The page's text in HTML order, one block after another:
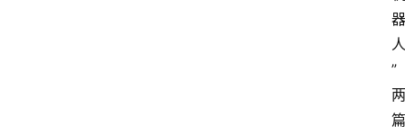
器
人
”
两
篇